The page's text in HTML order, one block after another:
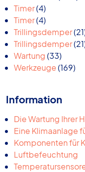
Timer 44
Produkte
Timer 44
Produkte
Trillingsdemper 21
Trillingsdemper 21
Wartung 3333
Werkzeuge 169169
Information
Die Wartung Ihrer
Eine Klimaanlage
Komponenten für
Luftbefeuchtung